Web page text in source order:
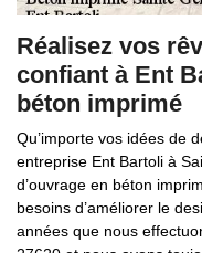
Réalisez vos
confiant à Ent
béton imprimé
Qu’importe vos idées de
entreprise Ent Bartoli à
d’ouvrage en béton
besoins d’améliorer le
années que nous